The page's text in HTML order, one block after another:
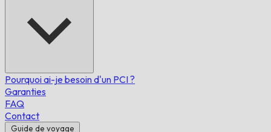
Pourquoi ai-je besoin d'un PCI ?
Garanties
FAQ
Contact
Guide de voyage